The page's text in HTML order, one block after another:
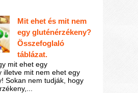
Mit ehet és mit nem
egy gluténérzékeny?
Összefoglaló
táblázat.
mit ehet egy
illetve mit nem ehet egy
Sokan nem tudják, hogy